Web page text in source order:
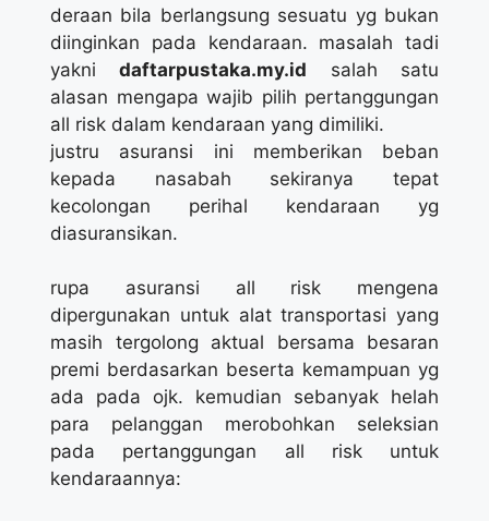
deraan bila berlangsung sesuatu yg bukan
diinginkan pada kendaraan. masalah tadi
yaknidaftarpustaka.my.id salah satu
alasan mengapa wajib pilih pertanggungan
all risk dalam kendaraan yang dimiliki.
justru asuransi ini memberikan beban
kepada nasabah sekiranya tepat
kecolongan perihal kendaraan yg
diasuransikan.
rupa asuransi all risk mengena
dipergunakan untuk alat transportasi yang
masih tergolong aktual bersama besaran
premi berdasarkan beserta kemampuan yg
ada pada ojk. kemudian sebanyak helah
para pelanggan merobohkan seleksian
pada pertanggungan all risk untuk
kendaraannya: